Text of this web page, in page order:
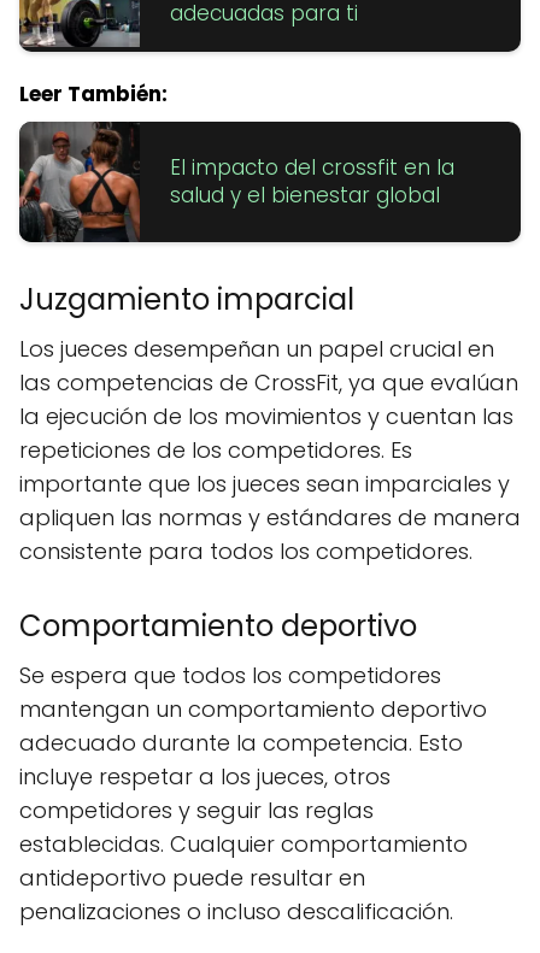
adecuadas para ti
Leer También:
El impacto del crossfit en la
salud y el bienestar global
Juzgamiento imparcial
Los jueces desempeñan un papel crucial en
las competencias de CrossFit, ya que evalúan
la ejecución de los movimientos y cuentan las
repeticiones de los competidores. Es
importante que los jueces sean imparciales y
apliquen las normas y estándares de manera
consistente para todos los competidores.
Comportamiento deportivo
Se espera que todos los competidores
mantengan un comportamiento deportivo
adecuado durante la competencia. Esto
incluye respetar a los jueces, otros
competidores y seguir las reglas
establecidas. Cualquier comportamiento
antideportivo puede resultar en
penalizaciones o incluso descalificación.